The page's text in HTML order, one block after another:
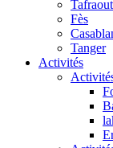
Fès
Tanger
Activités